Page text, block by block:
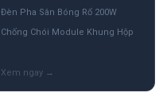
Đèn Pha Sân Bóng Rổ 200W
Chống Chói Module Khung Hộp